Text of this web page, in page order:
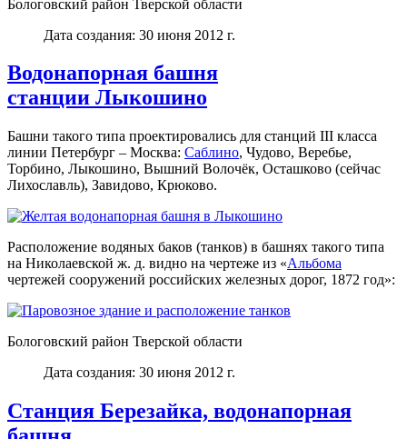
Бологовский район Тверской области
Дата создания: 30 июня 2012 г.
Водонапорная башня
станции Лыкошино
Башни такого типа проектировались для станций III класса
линии Петербург – Москва: Саблино, Чудово, Веребье,
Торбино, Лыкошино, Вышний Волочёк, Осташково (сейчас
Лихославль), Завидово, Крюково.
Расположение водяных баков (танков) в башнях такого типа
на Николаевской ж. д. видно на чертеже из «Альбома
чертежей сооружений российских железных дорог, 1872 год»:
Бологовский район Тверской области
Дата создания: 30 июня 2012 г.
Станция Березайка, водонапорная